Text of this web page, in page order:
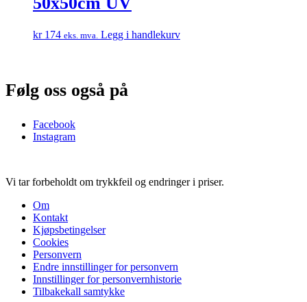
kr174 eks. mva. Legg i handlekurv
Følg oss også på
Facebook
Instagram
Vi tar forbeholdt om trykkfeil og endringer i priser.
Om
Kontakt
Kjøpsbetingelser
Cookies
Personvern
Endre innstillinger for personvern
Innstillinger for personvernhistorie
Tilbakekall samtykke